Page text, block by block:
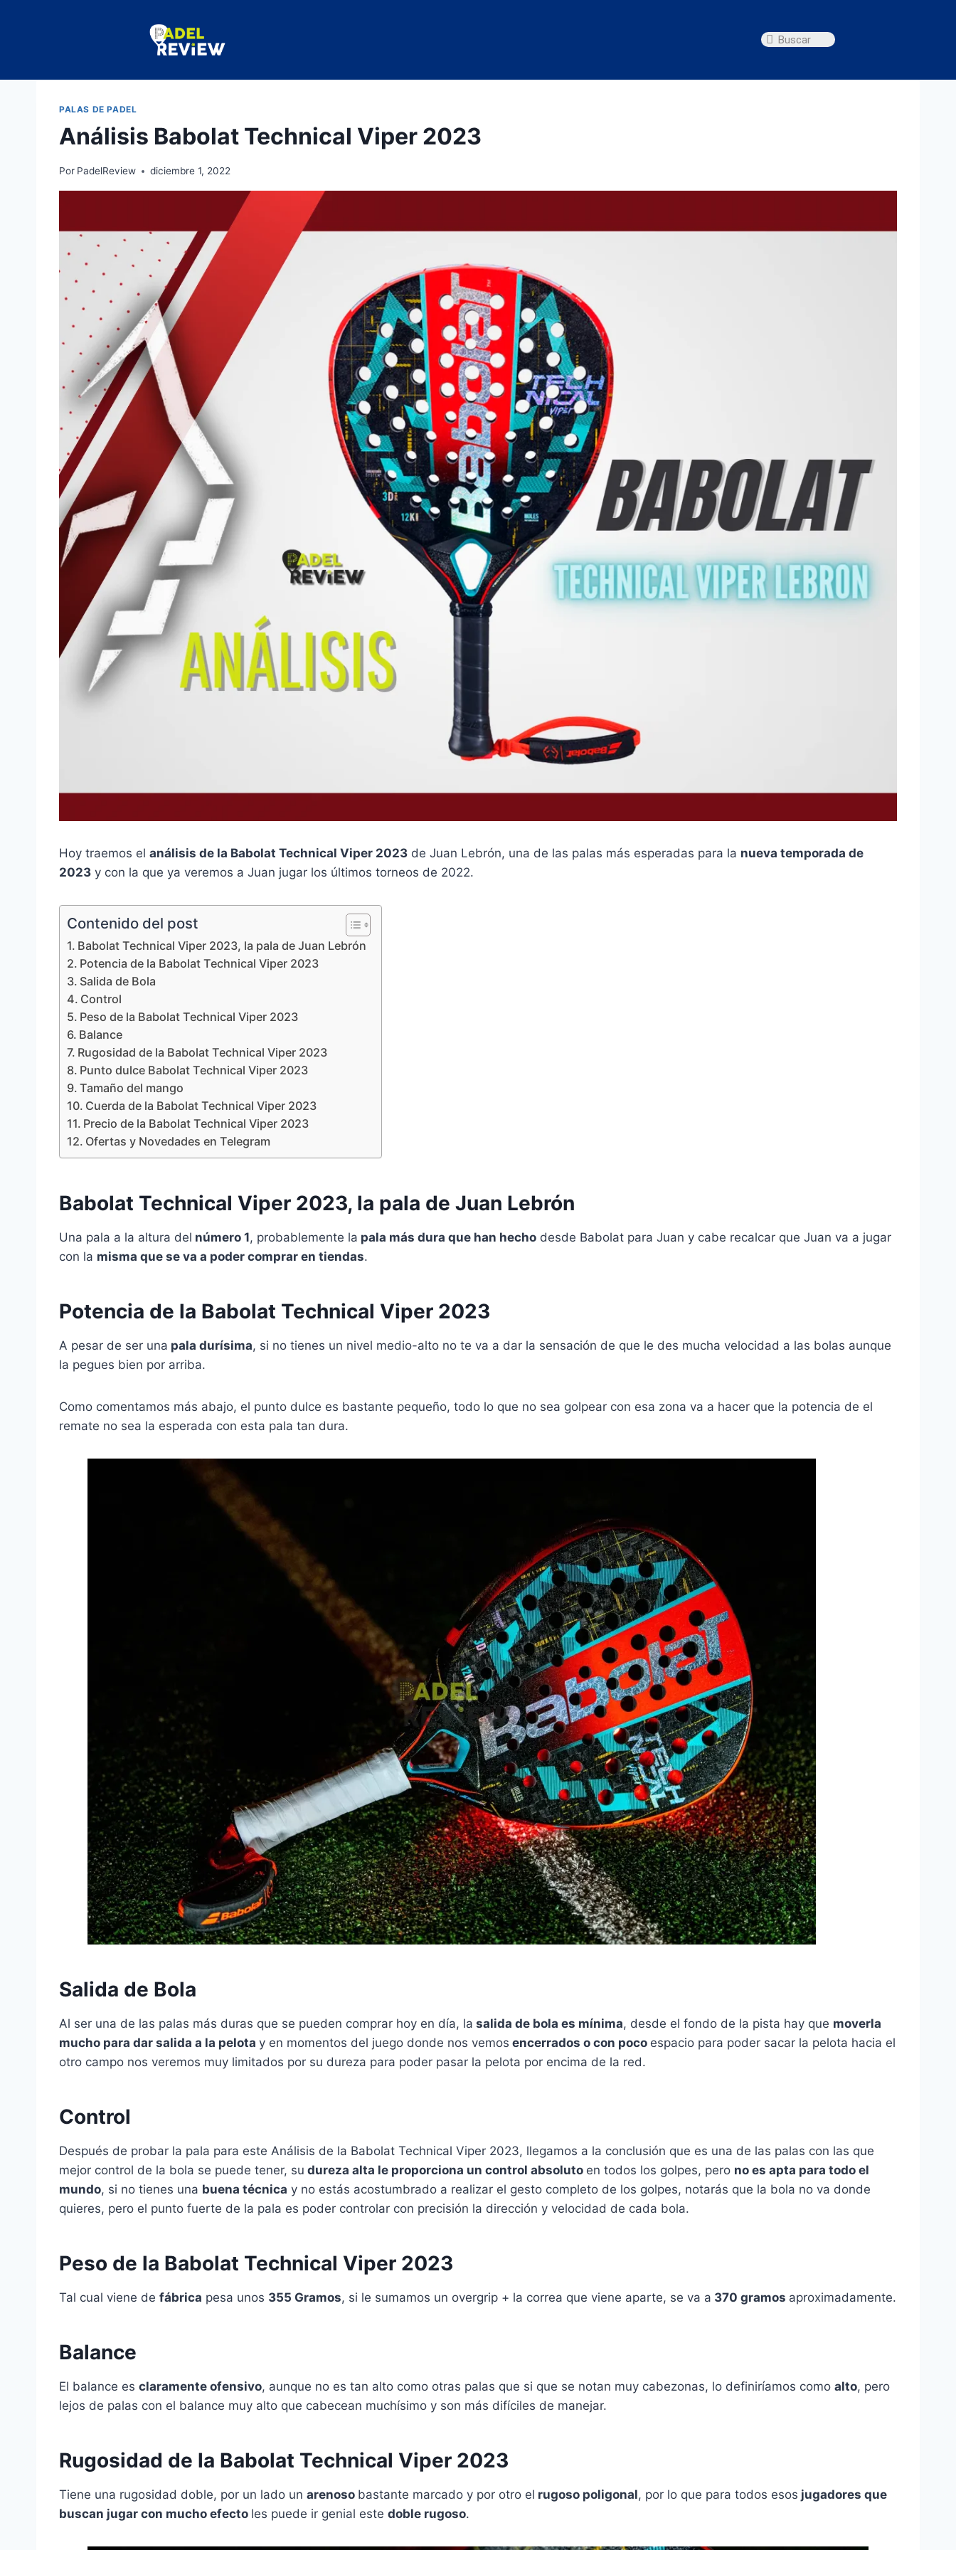
PALAS DE PADEL
Análisis Babolat Technical Viper 2023
Por PadelReview diciembre 1, 2022
Hoy traemos el análisis de la Babolat Technical Viper 2023 de Juan Lebrón, una de las palas más esperadas para la nueva temporada de
2023 y con la que ya veremos a Juan jugar los últimos torneos de 2022.
Contenido del post
Babolat Technical Viper 2023, la pala de Juan Lebrón
Potencia de la Babolat Technical Viper 2023
Salida de Bola
Control
Peso de la Babolat Technical Viper 2023
Balance
Rugosidad de la Babolat Technical Viper 2023
Punto dulce Babolat Technical Viper 2023
Tamaño del mango
Cuerda de la Babolat Technical Viper 2023
Precio de la Babolat Technical Viper 2023
Ofertas y Novedades en Telegram
Babolat Technical Viper 2023, la pala de Juan Lebrón
Una pala a la altura del número 1, probablemente la pala más dura que han hecho desde Babolat para Juan y cabe recalcar que Juan va a jugar
con la misma que se va a poder comprar en tiendas.
Potencia de la Babolat Technical Viper 2023
A pesar de ser una pala durísima, si no tienes un nivel medio-alto no te va a dar la sensación de que le des mucha velocidad a las bolas aunque
la pegues bien por arriba.
Como comentamos más abajo, el punto dulce es bastante pequeño, todo lo que no sea golpear con esa zona va a hacer que la potencia de el
remate no sea la esperada con esta pala tan dura.
Salida de Bola
Al ser una de las palas más duras que se pueden comprar hoy en día, la salida de bola es mínima, desde el fondo de la pista hay que moverla
mucho para dar salida a la pelota y en momentos del juego donde nos vemos encerrados o con poco espacio para poder sacar la pelota hacia el
otro campo nos veremos muy limitados por su dureza para poder pasar la pelota por encima de la red.
Control
Después de probar la pala para este Análisis de la Babolat Technical Viper 2023, llegamos a la conclusión que es una de las palas con las que
mejor control de la bola se puede tener, su dureza alta le proporciona un control absoluto en todos los golpes, pero no es apta para todo el
mundo, si no tienes una buena técnica y no estás acostumbrado a realizar el gesto completo de los golpes, notarás que la bola no va donde
quieres, pero el punto fuerte de la pala es poder controlar con precisión la dirección y velocidad de cada bola.
Peso de la Babolat Technical Viper 2023
Tal cual viene de fábrica pesa unos 355 Gramos, si le sumamos un overgrip + la correa que viene aparte, se va a 370 gramos aproximadamente.
Balance
El balance es claramente ofensivo, aunque no es tan alto como otras palas que si que se notan muy cabezonas, lo definiríamos como alto, pero
lejos de palas con el balance muy alto que cabecean muchísimo y son más difíciles de manejar.
Rugosidad de la Babolat Technical Viper 2023
Tiene una rugosidad doble, por un lado un arenoso bastante marcado y por otro el rugoso poligonal, por lo que para todos esos jugadores que
buscan jugar con mucho efecto les puede ir genial este doble rugoso.